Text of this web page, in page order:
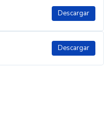
Descargar
Descargar